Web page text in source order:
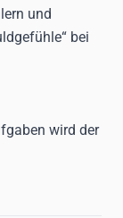
und
bei
wird der